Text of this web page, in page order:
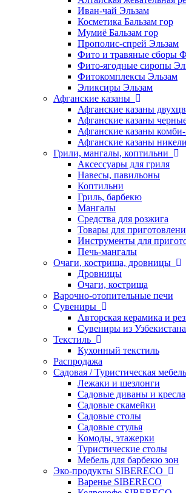
Иван-чай Эльзам
Косметика Бальзам гор
Мумиё Бальзам гор
Прополис-спрей Эльзам
Фито и травяные сборы
Фито-ягодные сиропы
Фитокомплексы Эльзам
Эликсиры Эльзам
Афганские казаны
Афганские казаны
Афганские казаны
Афганские казаны
Афганские казаны
Грили, мангалы, коптильни
Аксессуары для гриля
Навесы, павильоны
Коптильни
Гриль, барбекю
Мангалы
Средства для розжига
Товары для
Инструменты для
Печь-мангалы
Очаги, кострища, дровницы
Дровницы
Очаги, кострища
Варочно-отопительные печи
Сувениры
Авторская керамика и
Сувениры из Узбекистана
Текстиль
Кухонный текстиль
Распродажа
Садовая / Туристическая мебель
Лежаки и шезлонги
Садовые диваны и кресла
Садовые скамейки
Садовые столы
Садовые стулья
Комоды, этажерки
Туристические столы
Мебель для барбекю зон
Эко-продукты SIBERECO
Варенье SIBERECO